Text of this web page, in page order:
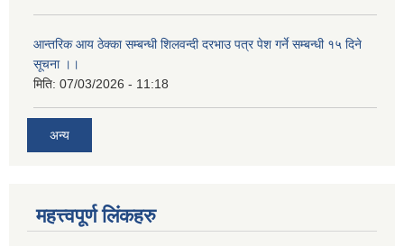
आन्तरिक आय ठेक्का सम्बन्धी शिलवन्दी दरभाउ पत्र पेश गर्ने सम्बन्धी १५ दिने
सूचना ।।
मिति: 07/03/2026 - 11:18
अन्य
महत्त्वपूर्ण लिंकहरु